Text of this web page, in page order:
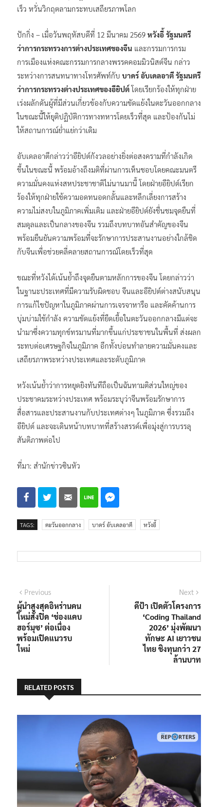
เร็ว หวั่นวิกฤตลามกระทบเสถียรภาพโลก
ปักกิ่ง – เมื่อวันพฤหัสบดีที่ 12 มีนาคม 2569 หวังอี้ รัฐมนตรี
ว่าการกระทรวงการต่างประเทศของจีน และกรรมการกรม
การเมืองแห่งคณะกรรมการกลางพรรคคอมมิวนิสต์จีน กล่าว
ระหว่างการสนทนาทางโทรศัพท์กับ บาดร์ อับเดลอาตี รัฐมนตรี
ว่าการกระทรวงต่างประเทศของอียิปต์โดยเรียกร้องให้ทุกฝ่าย
เร่งผลักดันผู้ที่มีส่วนเกี่ยวข้องกับความขัดแย้งในตะวันออกกลาง
ในขณะนี้ให้ยุติปฏิบัติการทางทหารโดยเร็วที่สุด และป้องกันไม่
ให้สถานการณ์ย่ำแย่กว่าเดิม
อับเดลอาตีกล่าวว่าอียิปต์กังวลอย่างยิ่งต่อสงครามที่กำลังเกิด
ขึ้นในขณะนี้ พร้อมอ้างถึงมติที่ผ่านการเห็นชอบโดยคณะมนตรี
ความมั่นคงแห่งสหประชาชาติไม่นานมานี้ โดยฝ่ายอียิปต์เรียก
ร้องให้ทุกฝ่ายใช้ความอดทนอดกลั้นและหลีกเลี่ยงการสร้าง
ความไม่สงบในภูมิภาคเพิ่มเติม และฝ่ายอียิปต์ยังชื่นชมจุดยืนที่
สมดุลและเป็นกลางของจีน รวมถึงบทบาทอันสำคัญของจีน
พร้อมยืนยันความพร้อมที่จะรักษาการประสานงานอย่างใกล้ชิด
กับจีนเพื่อช่วยคลี่คลายสถานการณ์โดยเร็วที่สุด
ขณะที่หวังได้เน้นย้ำถึงจุดยืนตามหลักการของจีน โดยกล่าวว่า
ในฐานะประเทศที่มีความรับผิดชอบ จีนและอียิปต์ต่างสนับสนุน
การแก้ไขปัญหาในภูมิภาคผ่านการเจรจาหารือ และคัดค้านการ
บุ่มบ่ามใช้กำลัง ความขัดแย้งที่ยืดเยื้อในตะวันออกกลางมีแต่จะ
นำมาซึ่งความทุกข์ทรมานที่มากขึ้นแก่ประชาชนในพื้นที่ ส่งผลก
ระทบต่อเศรษฐกิจในภูมิภาค อีกทั้งบ่อนทำลายความมั่นคงและ
เสถียรภาพระหว่างประเทศและระดับภูมิภาค
หวังเน้นย้ำว่าการหยุดยิงทันทีถือเป็นฉันทามติส่วนใหญ่ของ
ประชาคมระหว่างประเทศ พร้อมระบุว่าจีนพร้อมรักษาการ
สื่อสารและประสานงานกับประเทศต่างๆ ในภูมิภาค ซึ่งรวมถึง
อียิปต์ และจะเดินหน้าบทบาทที่สร้างสรรค์เพื่อมุ่งสู่การบรรลุ
สันติภาพต่อไป
ที่มา: สำนักข่าวซินหัว
TAGS: ตะวันออกกลาง บาดร์ อับเดลอาตี หวังอี้
แนะแนว
เรื่อง
PreviousPrevious
post:
ผู้นำสูงสุดอิหร่านคน
ใหม่สั่งปิด ‘ช่องแคบ
ฮอร์มุซ’ ต่อเนื่อง
พร้อมเปิดแนวรบ
ใหม่
Next
post:
ดีป้า เปิดตัวโครงการ
‘Coding Thailand
2026’ มุ่งพัฒนา
ทักษะ AI เยาวชน
ไทย ชิงทุนกว่า 27
ล้านบาท
RELATED POSTS